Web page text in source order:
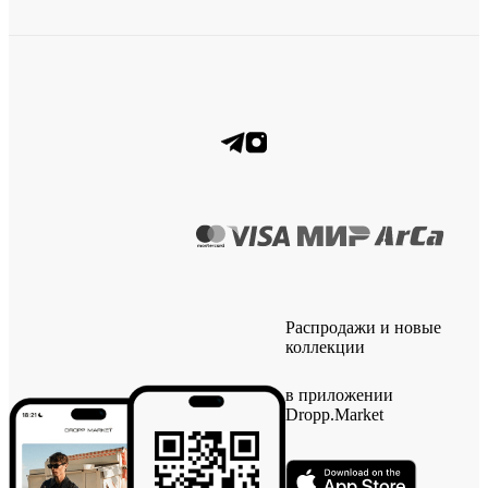
Распродажи и новые
коллекции
в приложении
Dropp.Market